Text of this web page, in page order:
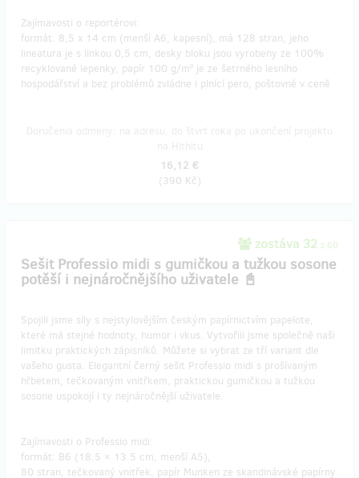
Zajímavosti o reportérovi:
formát: 8,5 x 14 cm (menší A6, kapesní), má 128 stran, jeho
lineatura je s linkou 0,5 cm, desky bloku jsou vyrobeny ze 100%
recyklované lepenky, papír 100 g/m² je ze šetrného lesního
hospodářství a bez problémů zvládne i plnící pero, poštovné v ceně
16,12 €
(390 Kč)
zostáva 32 z 60
Sešit Professio midi s gumičkou a tužkou sosone
potěší i nejnáročnějšího uživatele 📓
Spojili jsme síly s nejstylovějším českým papírnictvím papelote,
které má stejné hodnoty, humor i vkus. Vytvořili jsme společně naši
limitku praktických zápisníků. Můžete si vybrat ze tří variant dle
vašeho gusta. Elegantní černý sešit Professio midi s prošívaným
hřbetem, tečkovaným vnitřkem, praktickou gumičkou a tužkou
sosone uspokojí i ty nejnáročnější uživatele.
Zajímavosti o Professio midi:
formát: B6 (18.5 × 13.5 cm, menší A5),
80 stran, tečkovaný vnitřek, papír Munken ze skandinávské papírny